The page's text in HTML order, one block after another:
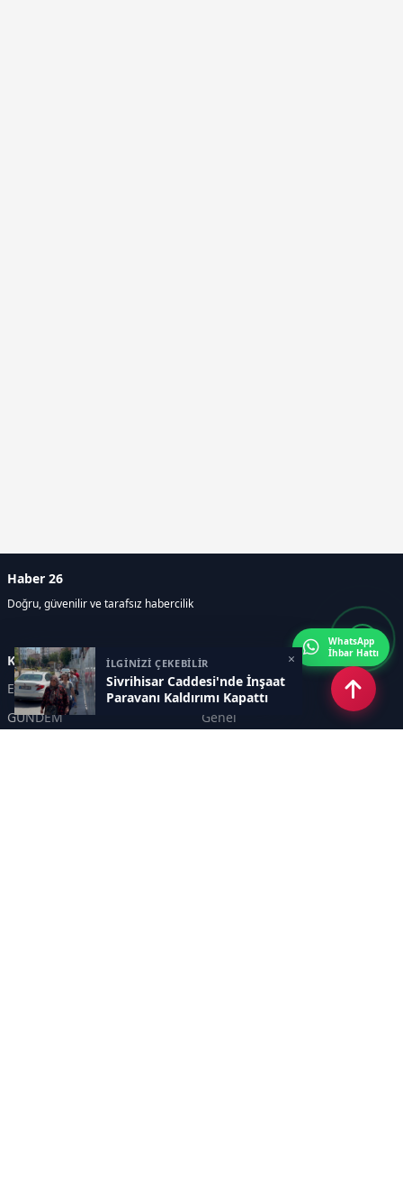
İLGİNİZİ ÇEKEBİLİR
Sivrihisar Caddesi'nde İnşaat
Paravanı Kaldırımı Kapattı
×
Haber 26
Doğru, güvenilir ve tarafsız habercilik
Kategoriler
Eskişehir
SPOR
GÜNDEM
Genel
WhatsApp
İhbar Hattı